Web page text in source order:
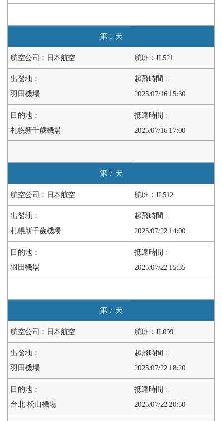
1
日本航空 JL521
羽田機場 2025/07/16 15:30
札幌新千歲機場 2025/07/16 17:00
7
日本航空 JL512
札幌新千歲機場 2025/07/22 14:00
羽田機場 2025/07/22 15:35
7
日本航空 JL099
羽田機場 2025/07/22 18:20
台北-松山機場 2025/07/22 20:50